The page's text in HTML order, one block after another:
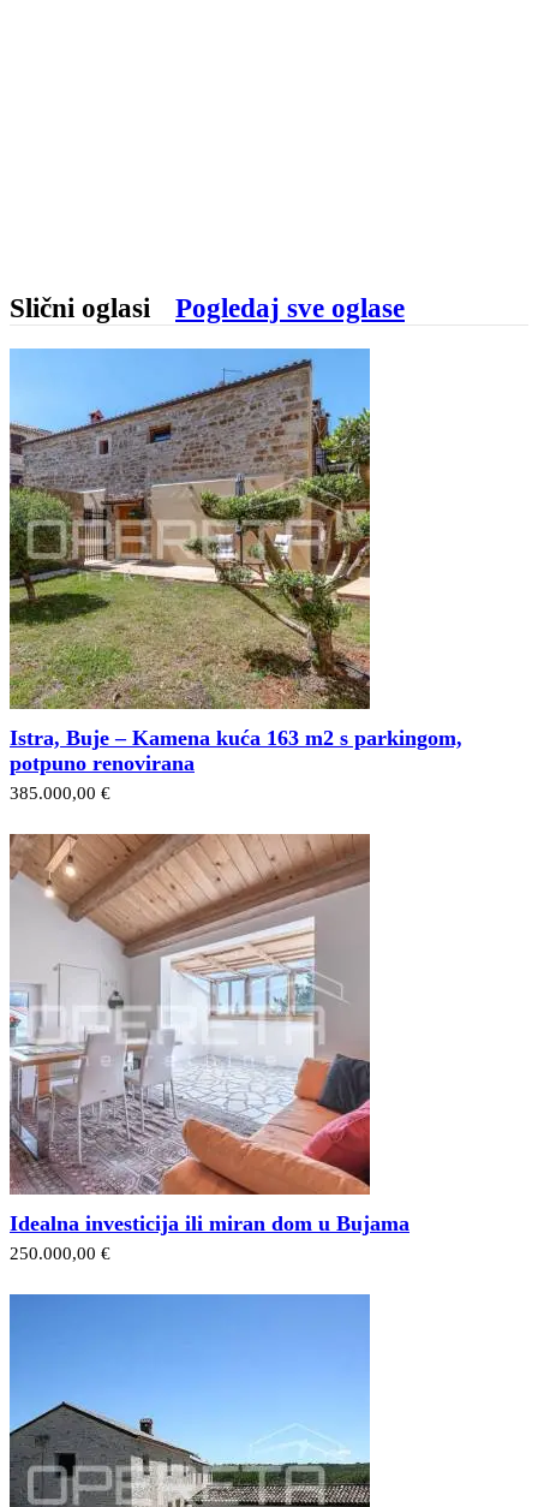
Slični oglasi Pogledaj sve oglase
​Istra, Buje – Kamena kuća 163 m2 s parkingom,
potpuno renovirana
385.000,00 €
Idealna investicija ili miran dom u Bujama
250.000,00 €